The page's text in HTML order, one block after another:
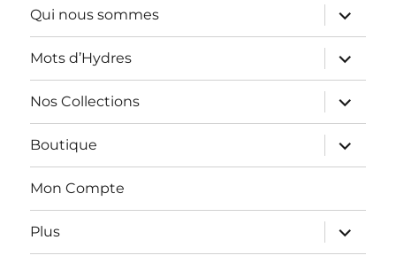
Qui nous sommes
ouvrir
le
sous-
menu
Mots d’Hydres
ouvrir
le
sous-
menu
Nos Collections
ouvrir
le
sous-
menu
Boutique
ouvrir
le
sous-
Mon Compte
Plus
ouvrir
le
sous-